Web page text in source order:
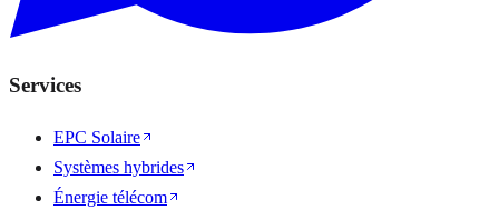
Services
EPC Solaire
Systèmes hybrides
Énergie télécom